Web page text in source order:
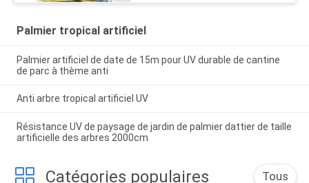
Palmier tropical artificiel
Palmier artificiel de date de 15m pour UV durable de cantine
de parc à thème anti
Anti arbre tropical artificiel UV
Résistance UV de paysage de jardin de palmier dattier de taille
artificielle des arbres 2000cm
Catégories populaires Tous